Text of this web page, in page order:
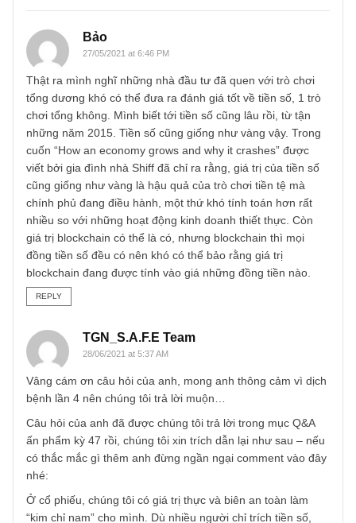
Bảo
27/05/2021 at 6:46 PM
Thật ra mình nghĩ những nhà đầu tư đã quen với trò chơi
tổng dương khó có thể đưa ra đánh giá tốt về tiền số, 1
chơi tổng không. Mình biết tới tiền số cũng lâu rồi, từ tận
những năm 2015. Tiền số cũng giống như vàng vậy.
cuốn “How an economy grows and why it crashes” được
viết bởi gia đình nhà Shiff đã chỉ ra rằng, giá trị của tiền số
cũng giống như vàng là hậu quả của trò chơi tiền tệ mà
chính phủ đang điều hành, một thứ khó tính toán hơn rất
nhiều so với những hoạt động kinh doanh thiết thực. Còn
giá trị blockchain có thể là có, nhưng blockchain thì mọi
đồng tiền số đều có nên khó có thể bảo rằng giá trị
blockchain đang được tính vào giá những đồng tiền nào.
REPLY
TGN_S.A.F.E Team
28/06/2021 at 5:37 AM